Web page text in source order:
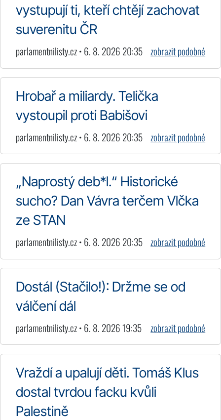
vystupují ti, kteří chtějí zachovat
suverenitu ČR
parlamentnilisty.cz • 6. 8. 2026 20:35 zobrazit podobné
Hrobař a miliardy. Telička
vystoupil proti Babišovi
parlamentnilisty.cz • 6. 8. 2026 20:35 zobrazit podobné
„Naprostý deb*l.“ Historické
sucho? Dan Vávra terčem Vlčka
ze STAN
parlamentnilisty.cz • 6. 8. 2026 20:35 zobrazit podobné
Dostál (Stačilo!): Držme se od
válčení dál
parlamentnilisty.cz • 6. 8. 2026 19:35 zobrazit podobné
Vraždí a upalují děti. Tomáš Klus
dostal tvrdou facku kvůli
Palestině